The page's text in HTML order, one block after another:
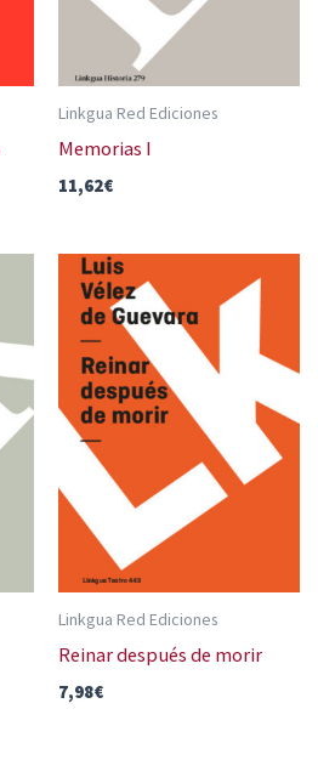
Linkgua Red Ediciones
Memorias I
11,62€
Linkgua Red Ediciones
Reinar después de morir
7,98€